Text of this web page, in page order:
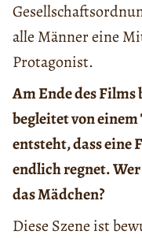
alle Männer eine
Protagonist.
Am Ende des Films
begleitet von
entsteht, dass eine
endlich regnet.
das Mädchen?
Diese Szene ist